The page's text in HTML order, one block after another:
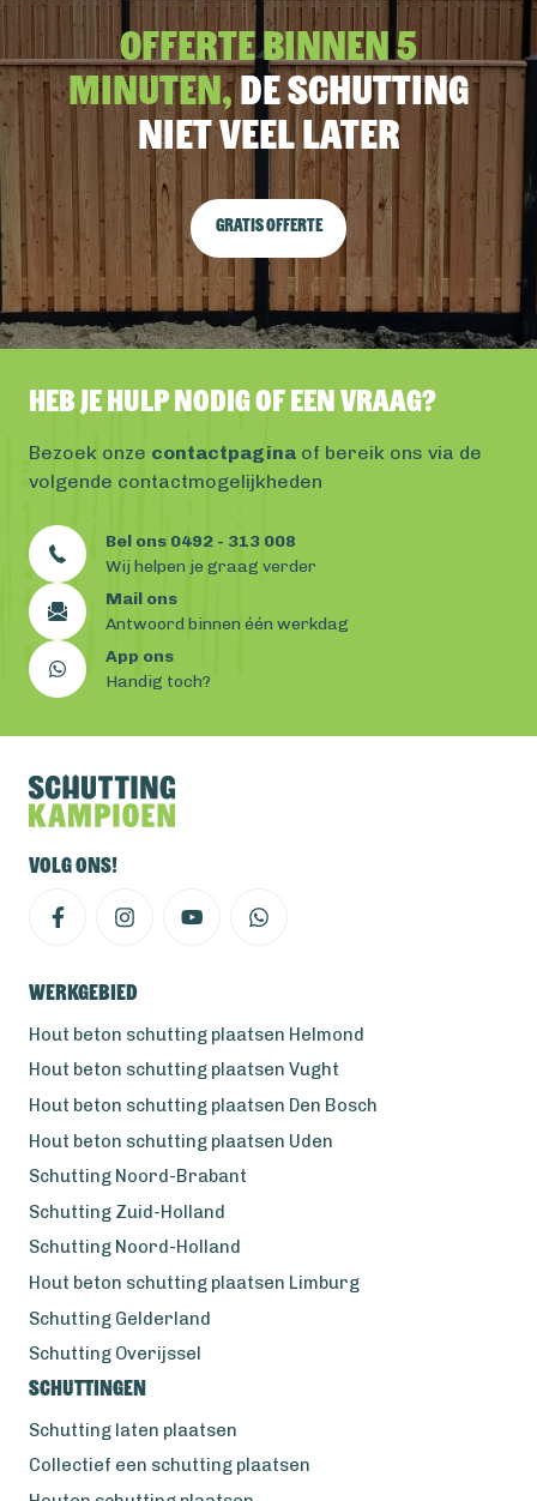
Offerte binnen 5
minuten,De schutting
niet veel later
Gratis offerte
Heb je hulp nodig of een vraag?
Bezoek onze contactpagina of bereik ons via de
volgende contactmogelijkheden
Bel ons 0492 - 313 008
Wij helpen je graag verder
Mail ons
Antwoord binnen één werkdag
App ons
Handig toch?
Volg ons!
Werkgebied
Hout beton schutting plaatsen Helmond
Hout beton schutting plaatsen Vught
Hout beton schutting plaatsen Den Bosch
Hout beton schutting plaatsen Uden
Schutting Noord-Brabant
Schutting Zuid-Holland
Schutting Noord-Holland
Hout beton schutting plaatsen Limburg
Schutting Gelderland
Schutting Overijssel
Schuttingen
Schutting laten plaatsen
Collectief een schutting plaatsen